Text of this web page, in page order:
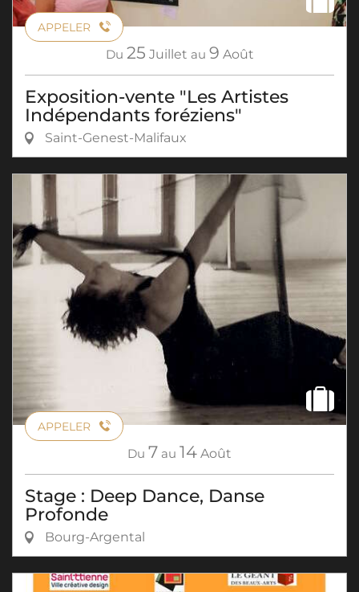
APPELER
Du 25 Juillet au 9 Août
Exposition-vente "Les Artistes
Indépendants foréziens"
Saint-Genest-Malifaux
APPELER
Du 7 au 14 Août
Stage : Deep Dance, Danse
Profonde
Bourg-Argental